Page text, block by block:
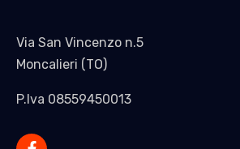
Via San Vincenzo n.5
Moncalieri (TO)
P.Iva 08559450013